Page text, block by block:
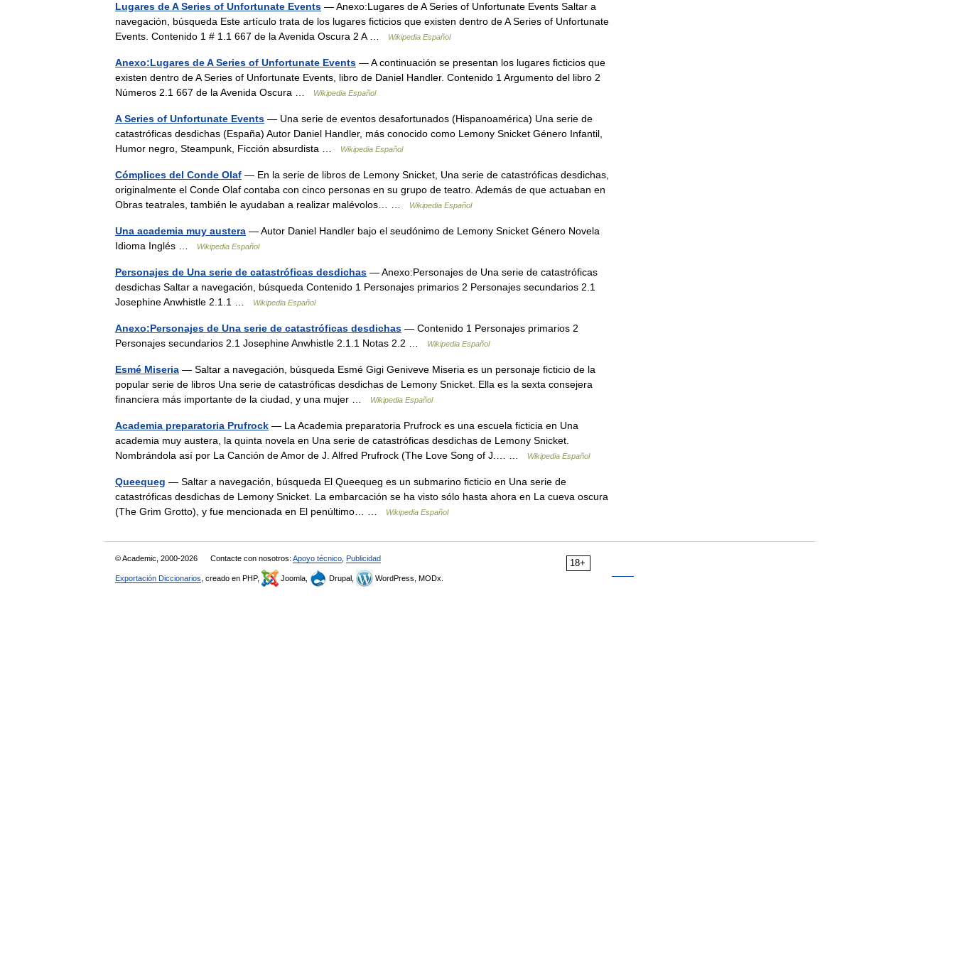
Lugares de A Series of Unfortunate Events — Anexo:Lugares de A Series of Unfortunate Events Saltar a
navegación, búsqueda Este artículo trata de los lugares ficticios que existen dentro de A Series of Unfortunate
Events. Contenido 1 # 1.1 667 de la Avenida Oscura 2 A …
Wikipedia Español
Anexo:Lugares de A Series of Unfortunate Events — A continuación se presentan los lugares ficticios que
existen dentro de A Series of Unfortunate Events, libro de Daniel Handler. Contenido 1 Argumento del libro 2
Números 2.1 667 de la Avenida Oscura …
Wikipedia Español
A Series of Unfortunate Events — Una serie de eventos desafortunados (Hispanoamérica) Una serie de
catastróficas desdichas (España) Autor Daniel Handler, más conocido como Lemony Snicket Género Infantil,
Humor negro, Steampunk, Ficción absurdista …
Wikipedia Español
Cómplices del Conde Olaf — En la serie de libros de Lemony Snicket, Una serie de catastróficas desdichas,
originalmente el Conde Olaf contaba con cinco personas en su grupo de teatro. Además de que actuaban en
Obras teatrales, también le ayudaban a realizar malévolos… …
Wikipedia Español
Una academia muy austera — Autor Daniel Handler bajo el seudónimo de Lemony Snicket Género Novela
Idioma Inglés …
Wikipedia Español
Personajes de Una serie de catastróficas desdichas — Anexo:Personajes de Una serie de catastróficas
desdichas Saltar a navegación, búsqueda Contenido 1 Personajes primarios 2 Personajes secundarios 2.1
Josephine Anwhistle 2.1.1 …
Wikipedia Español
Anexo:Personajes de Una serie de catastróficas desdichas — Contenido 1 Personajes primarios 2
Personajes secundarios 2.1 Josephine Anwhistle 2.1.1 Notas 2.2 …
Wikipedia Español
Esmé Miseria — Saltar a navegación, búsqueda Esmé Gigi Geniveve Miseria es un personaje ficticio de la
popular serie de libros Una serie de catastróficas desdichas de Lemony Snicket. Ella es la sexta consejera
financiera más importante de la ciudad, y una mujer …
Wikipedia Español
Academia preparatoria Prufrock — La Academia preparatoria Prufrock es una escuela ficticia en Una
academia muy austera, la quinta novela en Una serie de catastróficas desdichas de Lemony Snicket.
Nombrándola así por La Canción de Amor de J. Alfred Prufrock (The Love Song of J.… …
Wikipedia Español
Queequeg — Saltar a navegación, búsqueda El Queequeg es un submarino ficticio en Una serie de
catastróficas desdichas de Lemony Snicket. La embarcación se ha visto sólo hasta ahora en La cueva oscura
(The Grim Grotto), y fue mencionada en El penúltimo… …
Wikipedia Español
18+
© Academic, 2000-2026 Contacte con nosotros: Apoyo técnico Publicidad
Exportación Diccionarios , creado en PHP, Joomla, Drupal, WordPress, MODx.